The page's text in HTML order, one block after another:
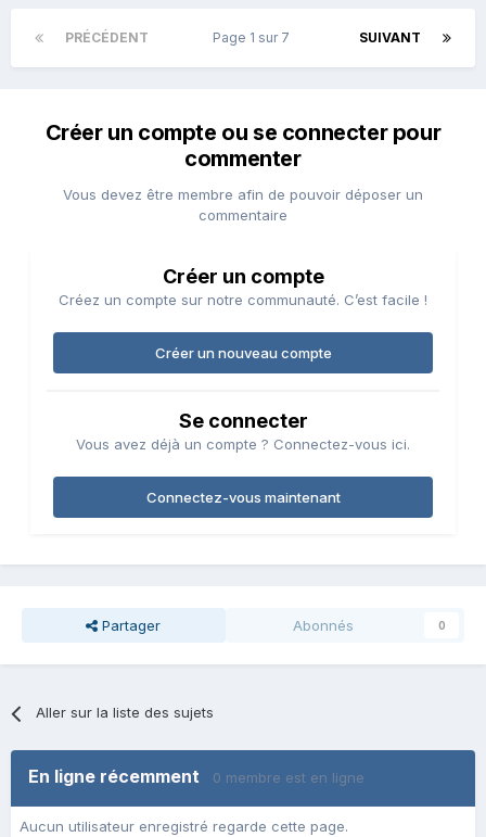
PRÉCÉDENT SUIVANT
Page 1 sur 7
Créer un compte ou se connecter pour
commenter
Vous devez être membre afin de pouvoir déposer un
commentaire
Créer un compte
Créez un compte sur notre communauté. C’est facile !
Créer un nouveau compte
Se connecter
Vous avez déjà un compte ? Connectez-vous ici.
Connectez-vous maintenant
Partager Abonnés 0
Aller sur la liste des sujets
En ligne récemment 0 membre est en ligne
Aucun utilisateur enregistré regarde cette page.